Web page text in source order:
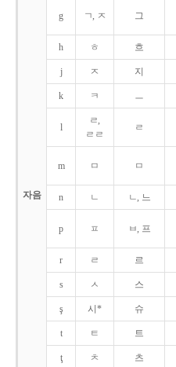
자음
g ㄱ, ㅈ 그
h ㅎ 흐
j ㅈ 지
k ㅋ ㅡ
l
ㄹ,
ㄹㄹ
ㄹ
m ㅁ ㅁ
n ㄴ ㄴ, 느
p ㅍ ㅂ, 프
r ㄹ 르
s ㅅ 스
ş 시* 슈
t ㅌ 트
ţ ㅊ 츠